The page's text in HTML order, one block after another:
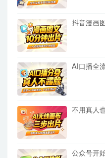
抖音漫画
AI口播全
不用真人
公众号开